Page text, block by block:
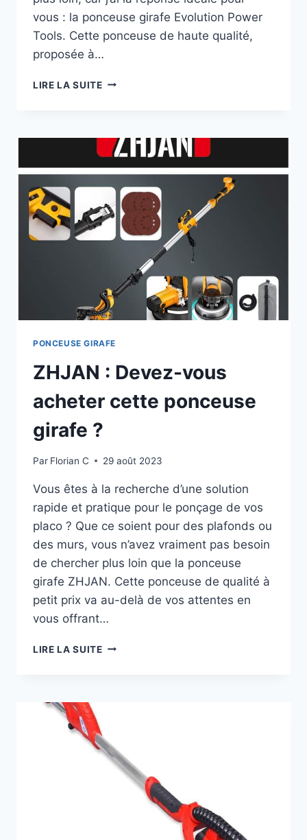
vous : la ponceuse girafe Evolution Power
Tools. Cette ponceuse de haute qualité,
proposée à…
LIRE LA SUITEEVOLUTION
ET
ESSAI
2026
CETTE
PONCEUSE
TÉLESCOPIQUE.
PONCEUSE GIRAFE
ZHJAN : Devez-vous
acheter cette ponceuse
girafe ?
Par Florian C 29 août 2023
Vous êtes à la recherche d’une solution
rapide et pratique pour le ponçage de vos
placo ? Que ce soient pour des plafonds ou
des murs, vous n’avez vraiment pas besoin
de chercher plus loin que la ponceuse
girafe ZHJAN. Cette ponceuse de qualité à
petit prix va au-delà de vos attentes en
vous offrant…
LIRE LA SUITEZHJAN
PONCEUSE
GIRAFE
?